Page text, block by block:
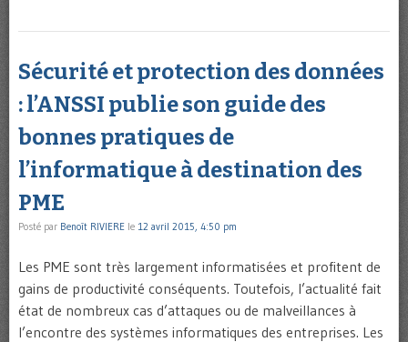
Sécurité et protection des données
: l’ANSSI publie son guide des
bonnes pratiques de
l’informatique à destination des
PME
Posté par Benoît RIVIERE le 12 avril 2015, 4:50 pm
Les PME sont très largement informatisées et profitent de
gains de productivité conséquents. Toutefois, l’actualité fait
état de nombreux cas d’attaques ou de malveillances à
l’encontre des systèmes informatiques des entreprises. Les